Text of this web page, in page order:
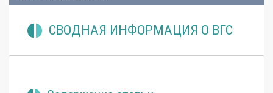
СВОДНАЯ ИНФОРМАЦИЯ О ВГС